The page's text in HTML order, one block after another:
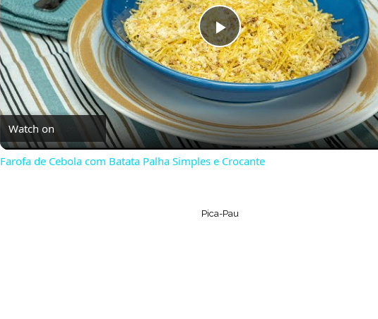
P
l
a
V
Watch on
Farofa de Cebola com Batata Palha Simples e Crocante
Pica-Pau